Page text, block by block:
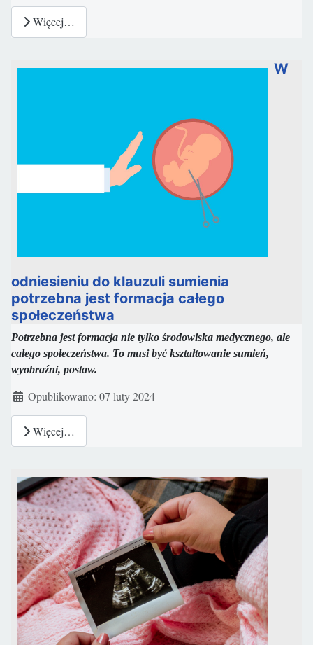
Więcej…
W
odniesieniu do klauzuli sumienia
potrzebna jest formacja całego
społeczeństwa
Potrzebna jest formacja nie tylko środowiska medycznego, ale
całego społeczeństwa. To musi być kształtowanie sumień,
wyobraźni, postaw.
Szczegóły
Opublikowano: 07 luty 2024
Więcej…